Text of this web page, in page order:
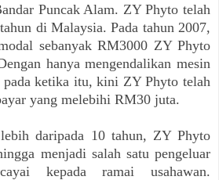
Puncak Alam. ZY Phyto telah
tahun di Malaysia.Pada tahun 2007,
sebanyak RM3000 ZY Phyto
hanya mengendalikan mesin
pada ketika itu, kini ZY Phyto telah
yang melebihi RM30 juta.
daripada 10 tahun, ZY Phyto
menjadi salah satu pengeluar
kepada ramai usahawan.